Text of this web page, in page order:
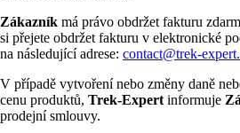
Zákazník má právo obdržet fakturu
si přejete obdržet fakturu v elektronické
na následující adrese: contact@trek-
V případě vytvoření nebo změny daně
cenu produktů, Trek-Expert informuje
prodejní smlouvy.